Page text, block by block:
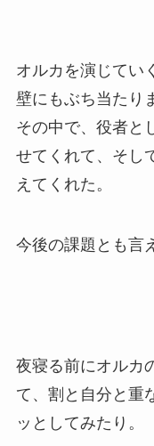
オルカを演じてい
壁にもぶち当たり
その中で、役者と
せてくれて、そし
えてくれた。
今後の課題とも言
夜寝る前にオルカ
て、割と自分と重
ッとしてみたり。